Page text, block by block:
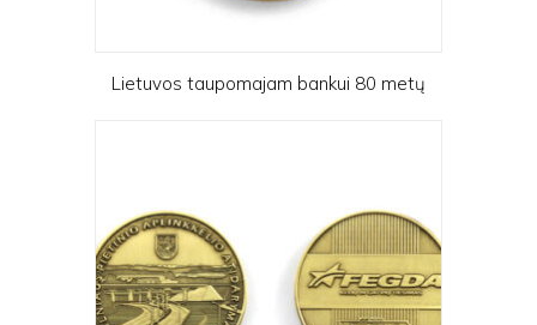
Lietuvos taupomajam bankui 80 metų